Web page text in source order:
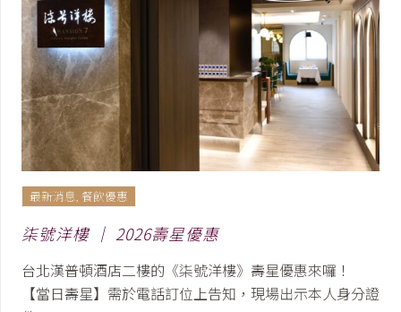
最新消息 餐飲優惠
柒號洋樓 │ 2026壽星優惠
台北漢普頓酒店二樓的《柒號洋樓》壽星優惠來囉！
【當日壽星】需於電話訂位上告知，現場出示本人身分證